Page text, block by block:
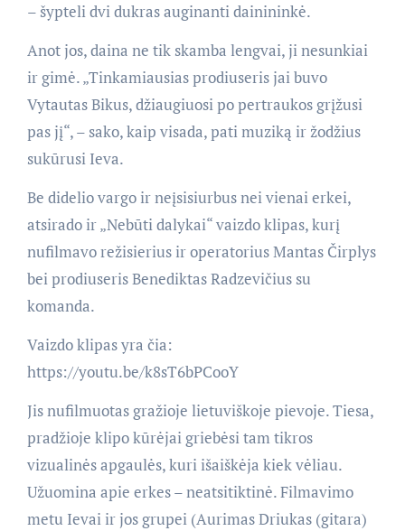
– šypteli dvi dukras auginanti dainininkė.
Anot jos, daina ne tik skamba lengvai, ji nesunkiai
ir gimė. „Tinkamiausias prodiuseris jai buvo
Vytautas Bikus, džiaugiuosi po pertraukos grįžusi
pas jį“, – sako, kaip visada, pati muziką ir žodžius
sukūrusi Ieva.
Be didelio vargo ir neįsisiurbus nei vienai erkei,
atsirado ir „Nebūti dalykai“ vaizdo klipas, kurį
nufilmavo režisierius ir operatorius Mantas Čirplys
bei prodiuseris Benediktas Radzevičius su
komanda.
Vaizdo klipas yra čia:
https://youtu.be/k8sT6bPCooY
Jis nufilmuotas gražioje lietuviškoje pievoje. Tiesa,
pradžioje klipo kūrėjai griebėsi tam tikros
vizualinės apgaulės, kuri išaiškėja kiek vėliau.
Užuomina apie erkes – neatsitiktinė. Filmavimo
metu Ievai ir jos grupei (Aurimas Driukas (gitara)